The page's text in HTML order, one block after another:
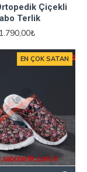
Çiçekli
Terlik
1.790,00₺
EN ÇOK SATAN